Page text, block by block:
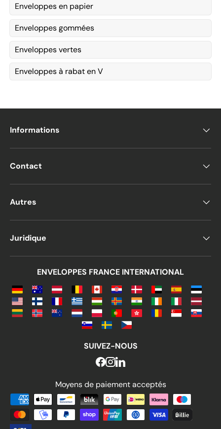
Enveloppes en papier
Enveloppes gommées
Enveloppes vertes
Enveloppes à rabat en V
Informations
Contact
Autres
Juridique
ENVELOPPES FRANCE INTERNATIONAL
SUIVEZ-NOUS
Moyens de paiement acceptés
Moyens de paiement acceptés